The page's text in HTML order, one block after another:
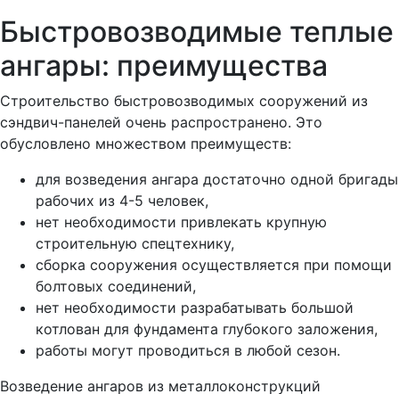
Быстровозводимые теплые
ангары: преимущества
Строительство быстровозводимых сооружений из
сэндвич-панелей очень распространено. Это
обусловлено множеством преимуществ:
для возведения ангара достаточно одной бригады
рабочих из 4-5 человек,
нет необходимости привлекать крупную
строительную спецтехнику,
сборка сооружения осуществляется при помощи
болтовых соединений,
нет необходимости разрабатывать большой
котлован для фундамента глубокого заложения,
работы могут проводиться в любой сезон.
Возведение ангаров из металлоконструкций